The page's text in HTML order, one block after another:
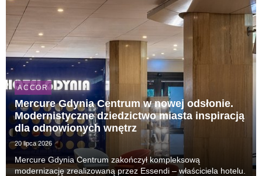
ACCOR
Mercure Gdynia Centrum w nowej odsłonie.
Modernistyczne dziedzictwo miasta inspiracją
dla odnowionych wnętrz
20 lipca 2026
Mercure Gdynia Centrum zakończył kompleksową
modernizację zrealizowaną przez Essendi – właściciela hotelu.